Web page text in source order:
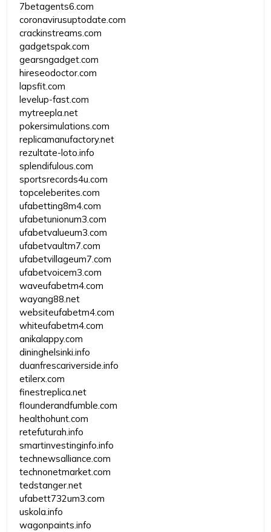
7betagents6.com
coronavirusuptodate.com
crackinstreams.com
gadgetspak.com
gearsngadget.com
hireseodoctor.com
lapsfit.com
levelup-fast.com
mytreepla.net
pokersimulations.com
replicamanufactory.net
rezultate-loto.info
splendifulous.com
sportsrecords4u.com
topceleberites.com
ufabetting8m4.com
ufabetunionum3.com
ufabetvalueum3.com
ufabetvaultm7.com
ufabetvillageum7.com
ufabetvoicem3.com
waveufabetm4.com
wayang88.net
websiteufabetm4.com
whiteufabetm4.com
anikalappy.com
dininghelsinki.info
duanfrescariverside.info
etilerx.com
finestreplica.net
flounderandfumble.com
healthohunt.com
retefuturah.info
smartinvestinginfo.info
technewsalliance.com
technonetmarket.com
tedstanger.net
ufabett732um3.com
uskola.info
wagonpaints.info